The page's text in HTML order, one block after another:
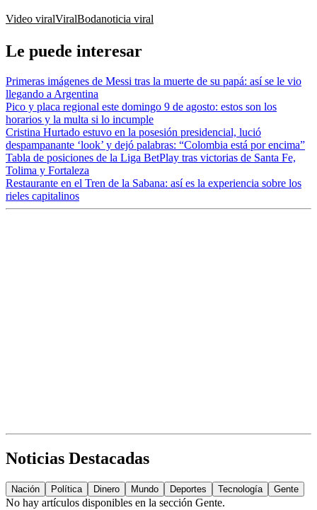
Video viralViralBodanoticia viral
Le puede interesar
Primeras imágenes de Messi tras la muerte de su papá: así se le vio
llegando a Argentina
Pico y placa regional este domingo 9 de agosto: estos son los
horarios y la multa si lo incumple
Cristina Hurtado estuvo en la posesión presidencial, lució
despampanante ‘look’ y dejó palabras: “Colombia está por encima”
Tabla de posiciones de la Liga BetPlay tras victorias de Santa Fe,
Tolima y Fortaleza
Restaurante en el Tren de la Sabana: así es la experiencia sobre los
rieles capitalinos
Noticias Destacadas
Nación Política Dinero Mundo Deportes Tecnología Gente
No hay artículos disponibles en la sección Gente.